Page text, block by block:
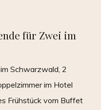
für Zwei im
Schwarzwald, 2
im Hotel
Frühstück vom Buffet